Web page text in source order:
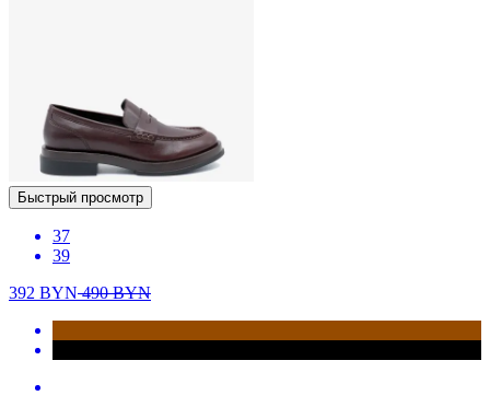
Быстрый просмотр
37
39
392 BYN490BYN